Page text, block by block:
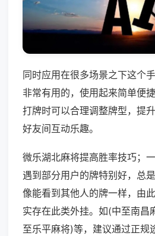
同时应用在很多场景之下这个
非常有用的，使用起来简单便
打牌时可以合理调整牌型，提
好友间互动乐趣。
微乐湖北麻将提高胜率技巧；
遇到部分用户的牌特别好，总
像能看到其他人的牌一样，由
实存在此类外挂。如(中至南昌
至乐平麻将)等，建议通过正规